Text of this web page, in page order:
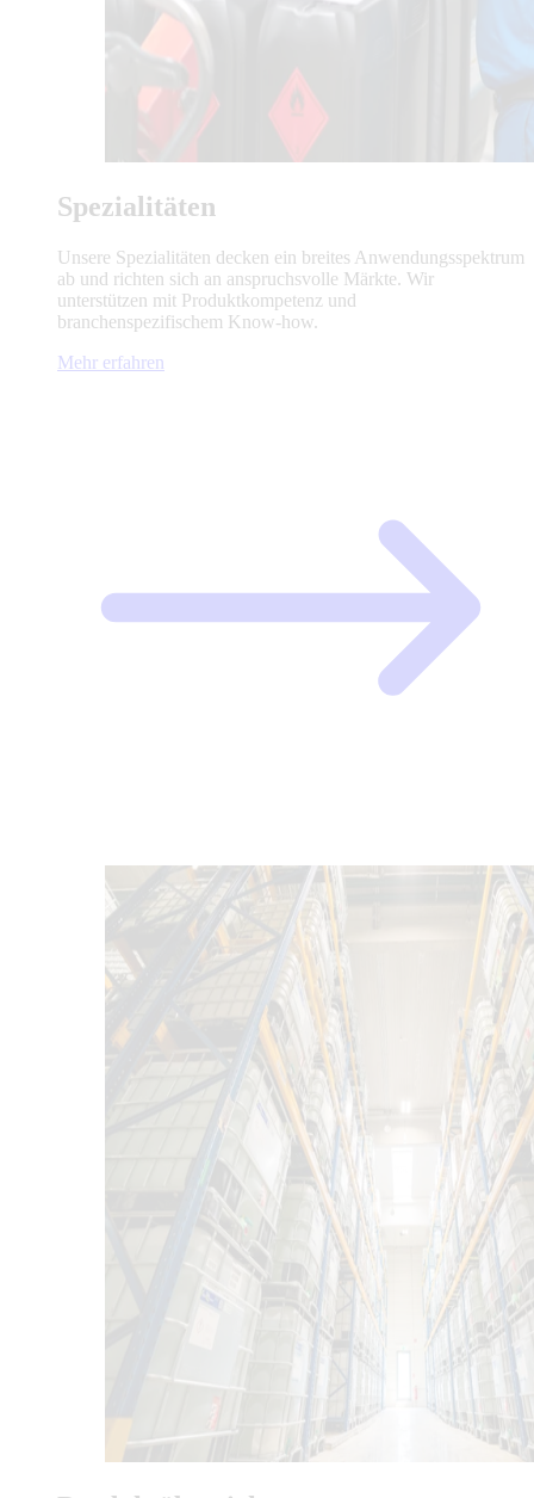
Spezialitäten
Unsere Spezialitäten decken ein breites Anwendungsspektrum
ab und richten sich an anspruchsvolle Märkte. Wir
unterstützen mit Produktkompetenz und
branchenspezifischem Know-how.
Mehr erfahren